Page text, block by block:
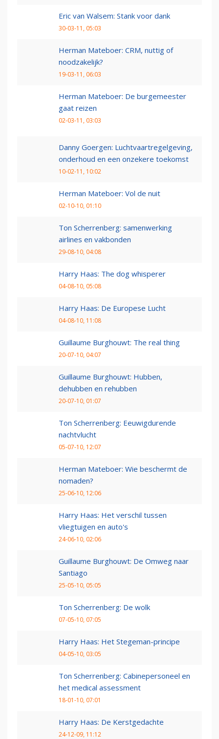
Eric van Walsem: Stank voor dank
30-03-11, 05:03
Herman Mateboer: CRM, nuttig of
noodzakelijk?
19-03-11, 06:03
Herman Mateboer: De burgemeester
gaat reizen
02-03-11, 03:03
Danny Goergen: Luchtvaartregelgeving,
onderhoud en een onzekere toekomst
10-02-11, 10:02
Herman Mateboer: Vol de nuit
02-10-10, 01:10
Ton Scherrenberg: samenwerking
airlines en vakbonden
29-08-10, 04:08
Harry Haas: The dog whisperer
04-08-10, 05:08
Harry Haas: De Europese Lucht
04-08-10, 11:08
Guillaume Burghouwt: The real thing
20-07-10, 04:07
Guillaume Burghouwt: Hubben,
dehubben en rehubben
20-07-10, 01:07
Ton Scherrenberg: Eeuwigdurende
nachtvlucht
05-07-10, 12:07
Herman Mateboer: Wie beschermt de
nomaden?
25-06-10, 12:06
Harry Haas: Het verschil tussen
vliegtuigen en auto's
24-06-10, 02:06
Guillaume Burghouwt: De Omweg naar
Santiago
25-05-10, 05:05
Ton Scherrenberg: De wolk
07-05-10, 07:05
Harry Haas: Het Stegeman-principe
04-05-10, 03:05
Ton Scherrenberg: Cabinepersoneel en
het medical assessment
18-01-10, 07:01
Harry Haas: De Kerstgedachte
24-12-09, 11:12